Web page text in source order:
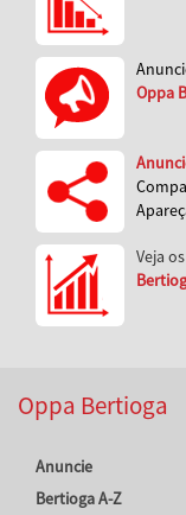
Oppa
Veja
Oppa Bertioga
Anuncie
Bertioga A-Z